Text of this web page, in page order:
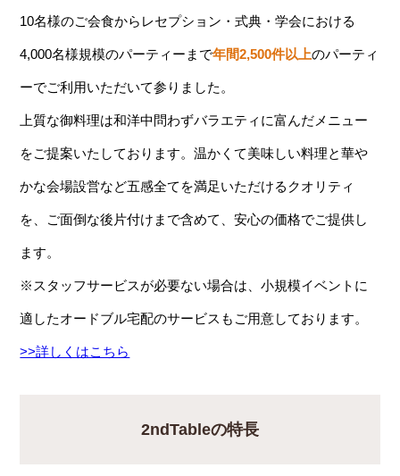
10名様のご会食からレセプション・式典・学会における
4,000名様規模のパーティーまで年間2,500件以上のパーティ
ーでご利用いただいて参りました。
上質な御料理は和洋中問わずバラエティに富んだメニュー
をご提案いたしております。温かくて美味しい料理と華や
かな会場設営など五感全てを満足いただけるクオリティ
を、ご面倒な後片付けまで含めて、安心の価格でご提供し
ます。
※スタッフサービスが必要ない場合は、小規模イベントに
適したオードブル宅配のサービスもご用意しております。
>>詳しくはこちら
2ndTableの特長